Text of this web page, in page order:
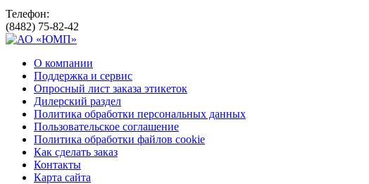
Телефон:
(8482) 75-82-42
О компании
Поддержка и сервис
Опросный лист заказа этикеток
Дилерский раздел
Политика обработки персональных данных
Пользовательское соглашение
Политика обработки файлов cookie
Как сделать заказ
Контакты
Карта сайта